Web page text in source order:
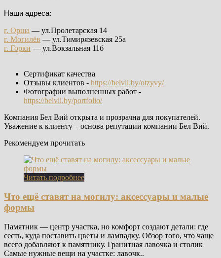
Наши адреса:
г. Орша — ул.Пролетарская 14
г. Могилёв — ул.Тимирязевская 25а
г. Горки — ул.Вокзальная 11б
Сертификат качества
Отзывы клиентов - https://belvii.by/otzyvy/
Фотографии выполненных работ -
https://belvii.by/portfolio/
Компания Бел Вий открыта и прозрачна для покупателей.
Уважение к клиенту – основа репутации компании Бел Вий.
Рекомендуем прочитать
Читать подробнее
Что ещё ставят на могилу: аксессуары и малые
формы
Памятник — центр участка, но комфорт создают детали: где
сесть, куда поставить цветы и лампадку. Обзор того, что чаще
всего добавляют к памятнику. Гранитная лавочка и столик
Самые нужные вещи на участке: лавочк..